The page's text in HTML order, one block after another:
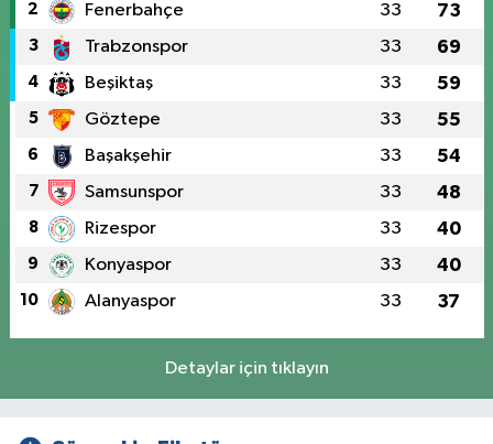
2 Fenerbahçe 33 73
3 Trabzonspor 33 69
4 Beşiktaş 33 59
5 Göztepe 33 55
6 Başakşehir 33 54
7 Samsunspor 33 48
8 Rizespor 33 40
9 Konyaspor 33 40
10 Alanyaspor 33 37
Detaylar için tıklayın